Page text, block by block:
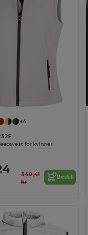
+4
for kvinner
340,41
kr
Bestill